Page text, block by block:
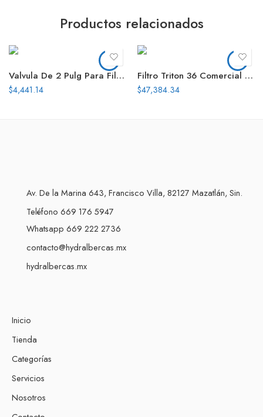
Productos relacionados
Valvula De 2 Pulg Para Filtro Pro Series Series
$4,441.14
Filtro Triton 36 Comercial Sin Valvula
$47,384.34
Av. De la Marina 643, Francisco Villa, 82127 Mazatlán, Sin.
Teléfono 669 176 5947
Whatsapp 669 222 2736
contacto@hydralbercas.mx
hydralbercas.mx
Inicio
Tienda
Categorías
Servicios
Nosotros